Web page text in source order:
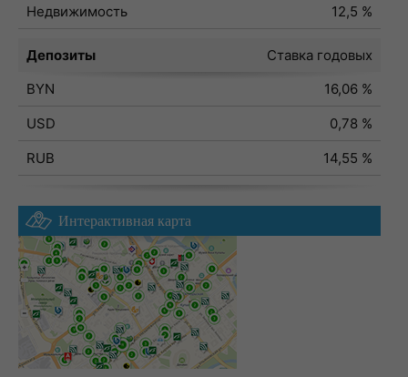
Недвижимость
12,5 %
Депозиты
Ставка годовых
BYN
16,06 %
USD
0,78 %
RUB
14,55 %
Интерактивная карта